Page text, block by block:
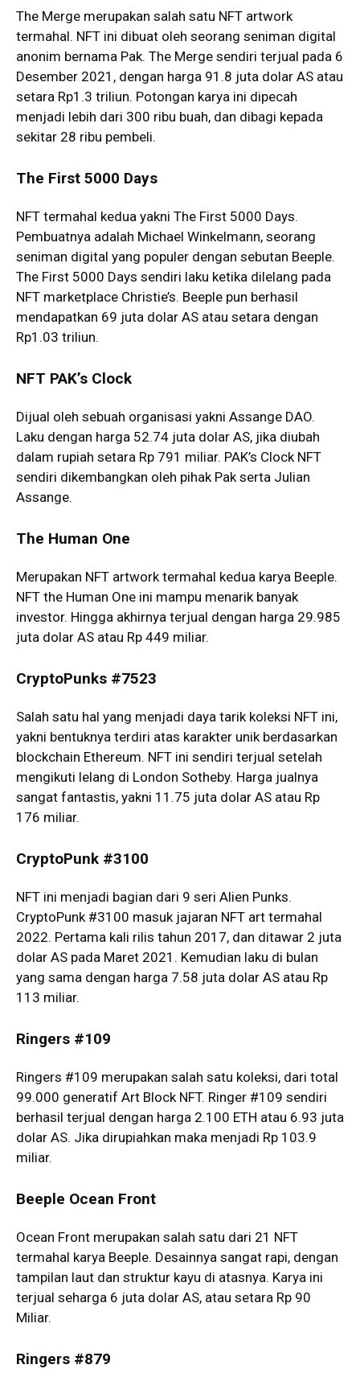
The Merge merupakan salah satu NFT artwork
termahal. NFT ini dibuat oleh seorang seniman digital
anonim bernama Pak. The Merge sendiri terjual pada 6
Desember 2021, dengan harga 91.8 juta dolar AS atau
setara Rp1.3 triliun. Potongan karya ini dipecah
menjadi lebih dari 300 ribu buah, dan dibagi kepada
sekitar 28 ribu pembeli.
The First 5000 Days
NFT termahal kedua yakni The First 5000 Days.
Pembuatnya adalah Michael Winkelmann, seorang
seniman digital yang populer dengan sebutan Beeple.
The First 5000 Days sendiri laku ketika dilelang pada
NFT marketplace Christie’s. Beeple pun berhasil
mendapatkan 69 juta dolar AS atau setara dengan
Rp1.03 triliun.
NFT PAK’s Clock
Dijual oleh sebuah organisasi yakni Assange DAO.
Laku dengan harga 52.74 juta dolar AS, jika diubah
dalam rupiah setara Rp 791 miliar. PAK’s Clock NFT
sendiri dikembangkan oleh pihak Pak serta Julian
Assange.
The Human One
Merupakan NFT artwork termahal kedua karya Beeple.
NFT the Human One ini mampu menarik banyak
investor. Hingga akhirnya terjual dengan harga 29.985
juta dolar AS atau Rp 449 miliar.
CryptoPunks #7523
Salah satu hal yang menjadi daya tarik koleksi NFT ini,
yakni bentuknya terdiri atas karakter unik berdasarkan
blockchain Ethereum. NFT ini sendiri terjual setelah
mengikuti lelang di London Sotheby. Harga jualnya
sangat fantastis, yakni 11.75 juta dolar AS atau Rp
176 miliar.
CryptoPunk #3100
NFT ini menjadi bagian dari 9 seri Alien Punks.
CryptoPunk #3100 masuk jajaran NFT art termahal
2022. Pertama kali rilis tahun 2017, dan ditawar 2 juta
dolar AS pada Maret 2021. Kemudian laku di bulan
yang sama dengan harga 7.58 juta dolar AS atau Rp
113 miliar.
Ringers #109
Ringers #109 merupakan salah satu koleksi, dari total
99.000 generatif Art Block NFT. Ringer #109 sendiri
berhasil terjual dengan harga 2.100 ETH atau 6.93 juta
dolar AS. Jika dirupiahkan maka menjadi Rp 103.9
miliar.
Beeple Ocean Front
Ocean Front merupakan salah satu dari 21 NFT
termahal karya Beeple. Desainnya sangat rapi, dengan
tampilan laut dan struktur kayu di atasnya. Karya ini
terjual seharga 6 juta dolar AS, atau setara Rp 90
Miliar.
Ringers #879